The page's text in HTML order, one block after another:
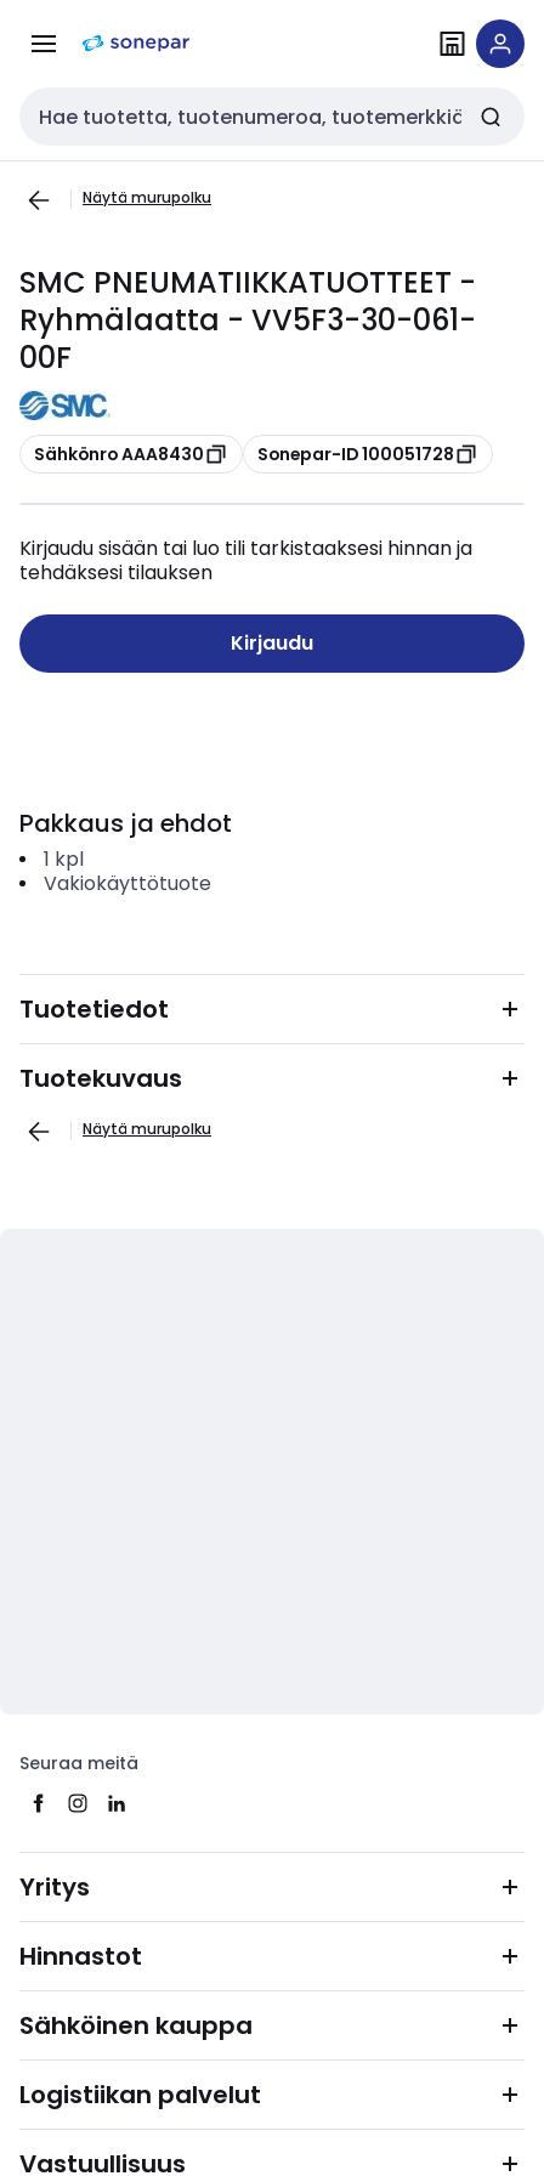
navigointiinsisältöön
Haku
Näytä murupolku
SMC PNEUMATIIKKATUOTTEET -
Ryhmälaatta - VV5F3-30-061-
00F
Kopioi
Sähkönro AAA8430 Kopioi
Sonepar-ID 100051728
Kirjaudu sisään tai luo tili tarkistaaksesi hinnan ja
tehdäksesi tilauksen
Kirjaudu
Pakkaus ja ehdot
1 kpl
Vakiokäyttötuote
Tuotetiedot
Tuotekuvaus
Näytä murupolku
Seuraa meitä
Yritys
Hinnastot
Sähköinen kauppa
Logistiikan palvelut
Vastuullisuus